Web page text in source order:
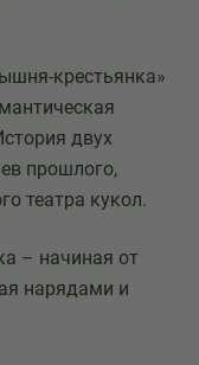
крестьянка»
двух
прошлого,
театра кукол.
– начиная от
нарядами и